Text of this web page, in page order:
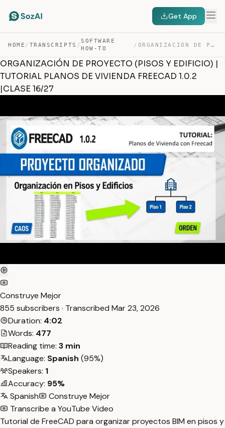
Get App
HOME / TRANSCRIPTS /
SOFTWARE
HOW-TO
/ ORGANIZACIÓN DE PROYECTO (PISOS Y EDIFICIO) | TUTORIAL … — TRANSCRIPT
ORGANIZACIÓN DE PROYECTO (PISOS Y EDIFICIO) |
TUTORIAL PLANOS DE VIVIENDA FREECAD 1.0.2
|CLASE 16/27
Construye Mejor
855 subscribers · Transcribed Mar 23, 2026
Duration: 4:02
Words: 477
Reading time: 3 min
Language: Spanish (95%)
Speakers: 1
Accuracy: 95%
Spanish
Construye Mejor
Transcribe a YouTube Video
Tutorial de FreeCAD para organizar proyectos BIM en pisos y